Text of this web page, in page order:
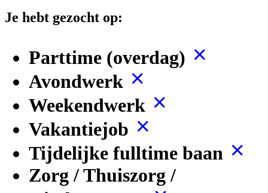
Je hebt gezocht op:
Parttime (overdag)
Avondwerk
Weekendwerk
Vakantiejob
Tijdelijke fulltime baan
Zorg / Thuiszorg /